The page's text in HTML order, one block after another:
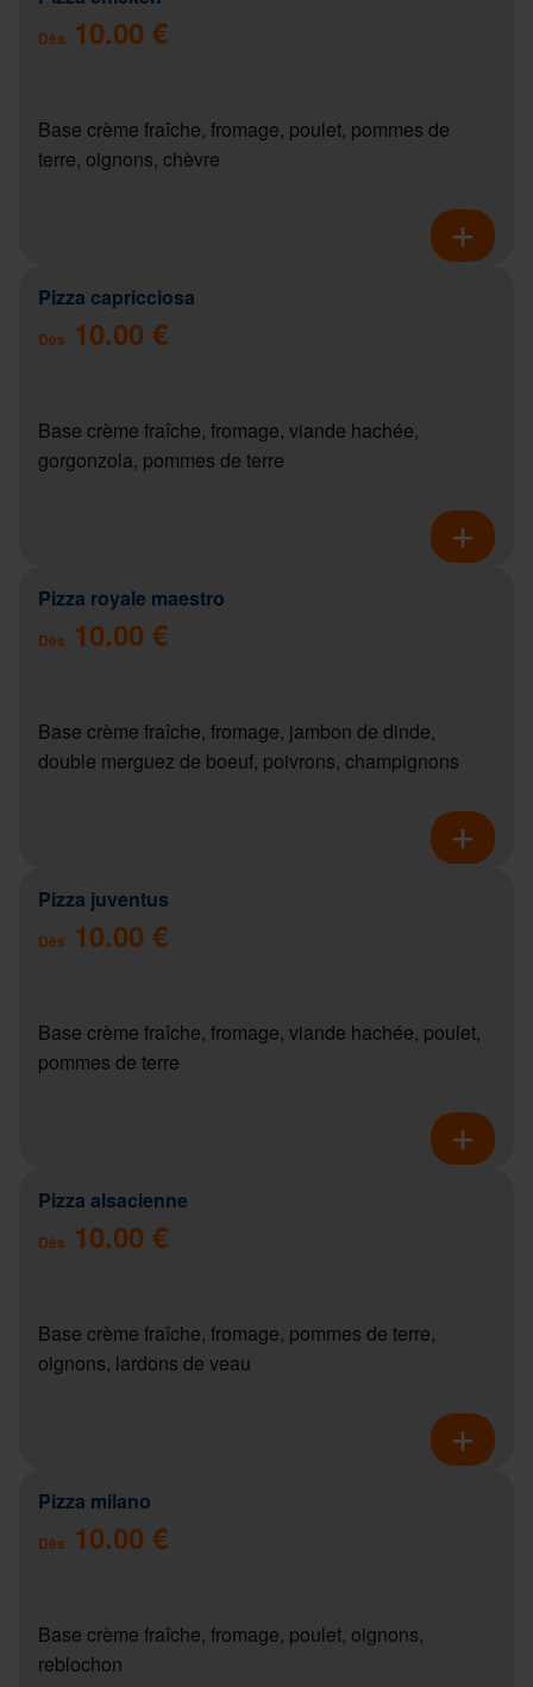
Dès 10.00 €
Base crème fraîche, fromage, poulet, pommes de
terre, oignons, chèvre
Pizza capricciosa
Dès 10.00 €
Base crème fraîche, fromage, viande hachée,
gorgonzola, pommes de terre
Pizza royale maestro
Dès 10.00 €
Base crème fraîche, fromage, jambon de dinde,
double merguez de boeuf, poivrons, champignons
Pizza juventus
Dès 10.00 €
Base crème fraîche, fromage, viande hachée, poulet,
pommes de terre
Pizza alsacienne
Dès 10.00 €
Base crème fraîche, fromage, pommes de terre,
oignons, lardons de veau
Pizza milano
Dès 10.00 €
Base crème fraîche, fromage, poulet, oignons,
reblochon